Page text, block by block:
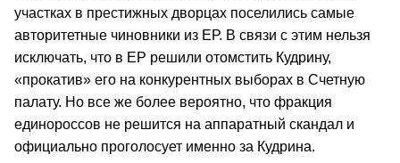
участках в престижных дворцах поселились самые
авторитетные чиновники из ЕР. В связи с этим нельзя
исключать, что в ЕР решили отомстить Кудрину,
«прокатив» его на конкурентных выборах в Счетную
палату. Но все же более вероятно, что фракция
единороссов не решится на аппаратный скандал и
официально проголосует именно за Кудрина.